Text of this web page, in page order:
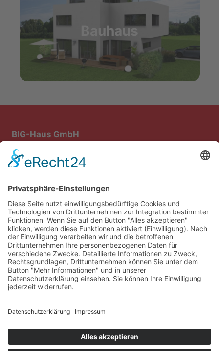
Bauhaus
BIG-Haus GmbH
Bau- und Immobiliengesellschaft mbH
Steiniger Weg 1
Rufen Sie uns einfach unter
0 62 53 – 8 53 57 an!
E-Mail:
info@big-weschnitztal.com